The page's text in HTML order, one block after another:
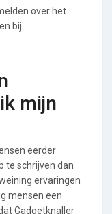
over het
bij
mijn
eerder
te schrijven dan
ervaringen
mensen een
Gadgetknaller